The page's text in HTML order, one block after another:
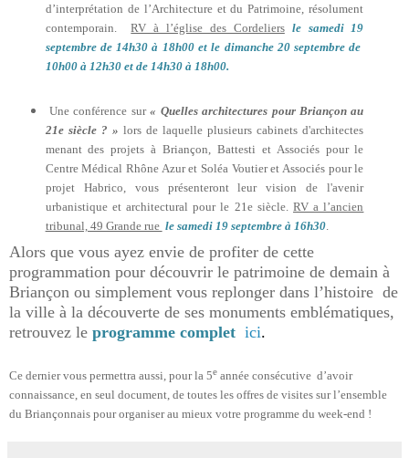
d’interprétation de l’Architecture et du Patrimoine, résolument
contemporain.RV à l’église des Cordeliersle samedi 19
septembre de 14h30 à 18h00 et le dimanche 20 septembre de
10h00 à 12h30 et de 14h30 à 18h00.
Une conférence sur« Quelles architectures pour Briançon au
21e siècle ? » lors de laquelle plusieurs cabinets d'architectes
menant des projets à Briançon, Battesti et Associés pour le
Centre Médical Rhône Azur et Soléa Voutier et Associés pour le
projet Habrico, vous présenteront leur vision de l'avenir
urbanistique et architectural pour le 21e siècle.RV a l’ancien
tribunal, 49 Grande rue le samedi 19 septembre à 16h30.
Alors que vous ayez envie de profiter de cette
programmation pour découvrir le patrimoine de demain à
Briançon ou simplement vous replonger dans l’histoire de
la ville à la découverte de ses monuments emblématiques,
retrouvez le programme complet ici.
Ce dernier vous permettra aussi, pour la 5e année consécutive d’avoir
connaissance, en seul document, de toutes les offres de visites sur l’ensemble
du Briançonnais pour organiser au mieux votre programme du week-end !